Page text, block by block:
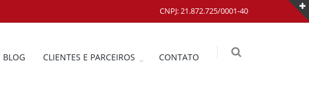
CNPJ: 21.872.725/0001-40
BLOG CLIENTES E PARCEIROS CONTATO